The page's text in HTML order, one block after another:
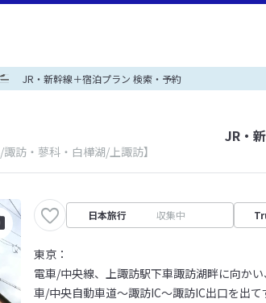
JR・新幹線＋宿泊プラン 検索・予約
/諏訪・蓼科・白樺湖/上諏訪】
JR・
日本旅行 収集中
東京：
電車/中央線、上諏訪駅下車諏訪湖畔に向か
車/中央自動車道～諏訪IC～諏訪IC出口を出